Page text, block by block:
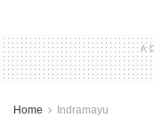
Home Indramayu